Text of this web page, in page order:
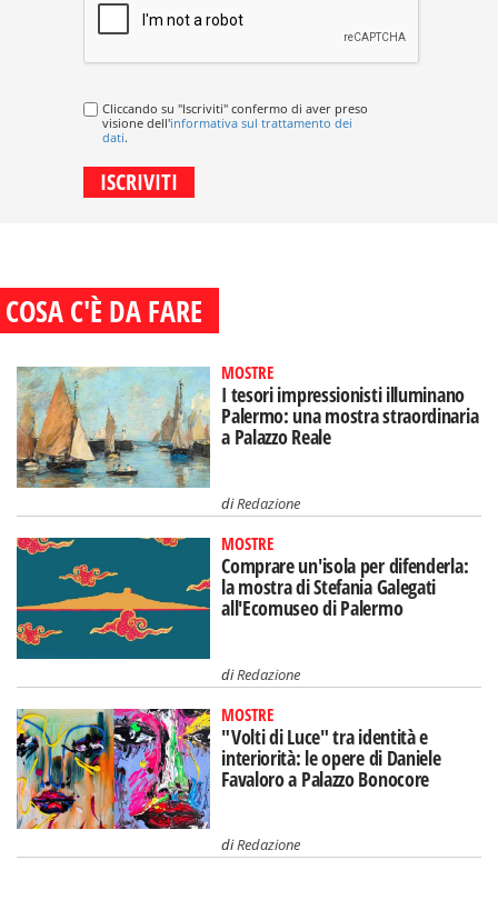
Cliccando su "Iscriviti" confermo di aver preso
visione dell'informativa sul trattamento dei
dati.
COSA C'È DA FARE
MOSTRE
I tesori impressionisti illuminano
Palermo: una mostra straordinaria
a Palazzo Reale
diRedazione
MOSTRE
Comprare un'isola per difenderla:
la mostra di Stefania Galegati
all'Ecomuseo di Palermo
diRedazione
MOSTRE
"Volti di Luce" tra identità e
interiorità: le opere di Daniele
Favaloro a Palazzo Bonocore
diRedazione